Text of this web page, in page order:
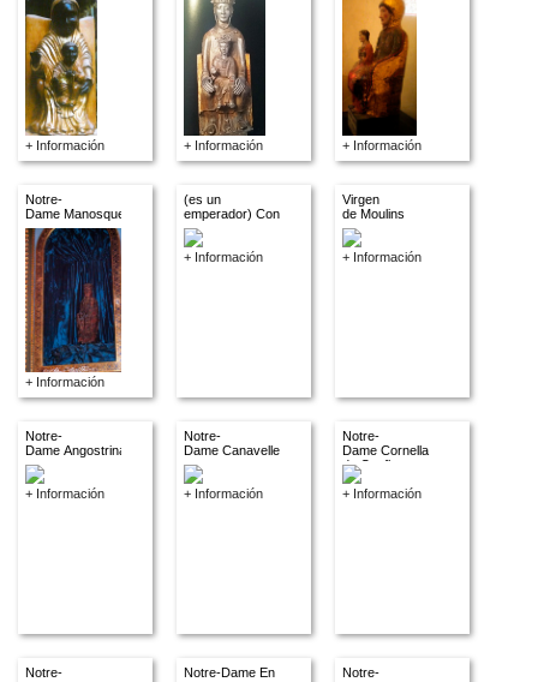
+ Información + Información + Información
Notre-
Dame Manosque
+ Información
(es un
emperador) Conques
+ Información
Virgen
de Moulins
+ Información
Notre-
Dame Angostrina
+ Información
Notre-
Dame Canavelles
+ Información
Notre-
Dame Cornella
de Conflent
+ Información
Notre-
Notre-Dame En
Notre-